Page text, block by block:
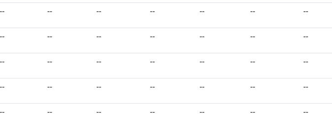
-- -- -- -- -- -- --
-- -- -- -- -- -- --
-- -- -- -- -- -- --
-- -- -- -- -- -- --
-- -- -- -- -- -- --